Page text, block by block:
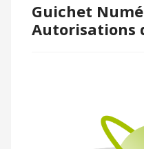
Guichet
Autorisations